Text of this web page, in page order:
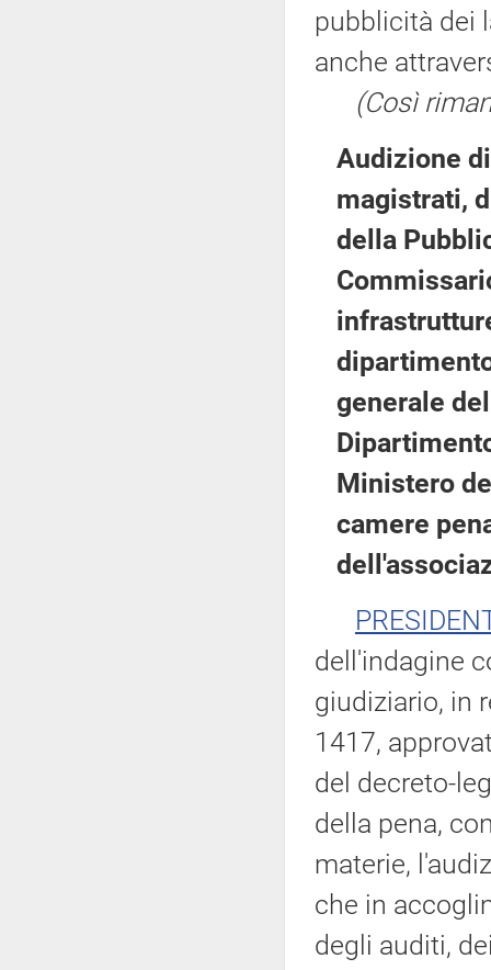
pubblicità dei
anche
(Così
Audizione
magistrati,
della
generale
Ministero
camere
dell'indagine
giudiziario, in
1417,
del decreto-
della pena,
materie,
che in
degli auditi,